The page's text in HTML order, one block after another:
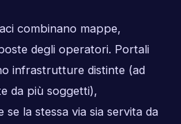
combinano mappe,
degli operatori. Portali
infrastrutture distinte (ad
da più soggetti),
se la stessa via sia servita da